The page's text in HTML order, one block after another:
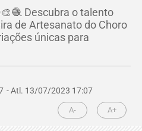
Descubra o talento
de Artesanato do Choro
únicas para
- Atl. 13/07/2023 17:07
A- A+